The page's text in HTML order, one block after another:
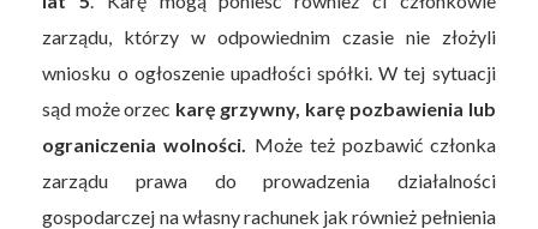
zarządu, którzy w odpowiednim czasie nie złożyli
wniosku o ogłoszenie upadłości spółki. W tej sytuacji
sąd może orzec karę grzywny, karę pozbawienia lub
ograniczenia wolności. Może też pozbawić członka
zarządu prawa do prowadzenia działalności
gospodarczej na własny rachunek jak również pełnienia